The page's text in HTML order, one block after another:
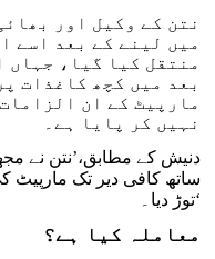
نتن کے وکیل اور
میں لینے کے بعد اسے
منتقل کیا گیا، جہاں
بعد میں کچھ کاغذات
مارپیٹ کے ان
نہیں کر پایا ہے۔
دنیش کے مطابق،’نتن نے
ساتھ کافی دیر تک مارپیٹ
توڑ دیا۔‘
معاملہ کیا ہے؟